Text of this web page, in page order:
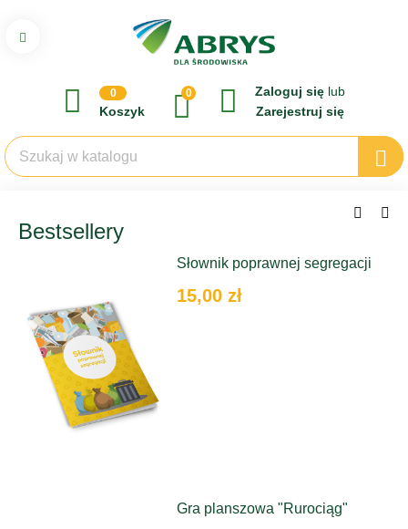
0
Koszyk
0 Zaloguj się lub
Zarejestruj się
Bestsellery
Słownik poprawnej segregacji
15,00 zł
Gra planszowa "Rurociąg"